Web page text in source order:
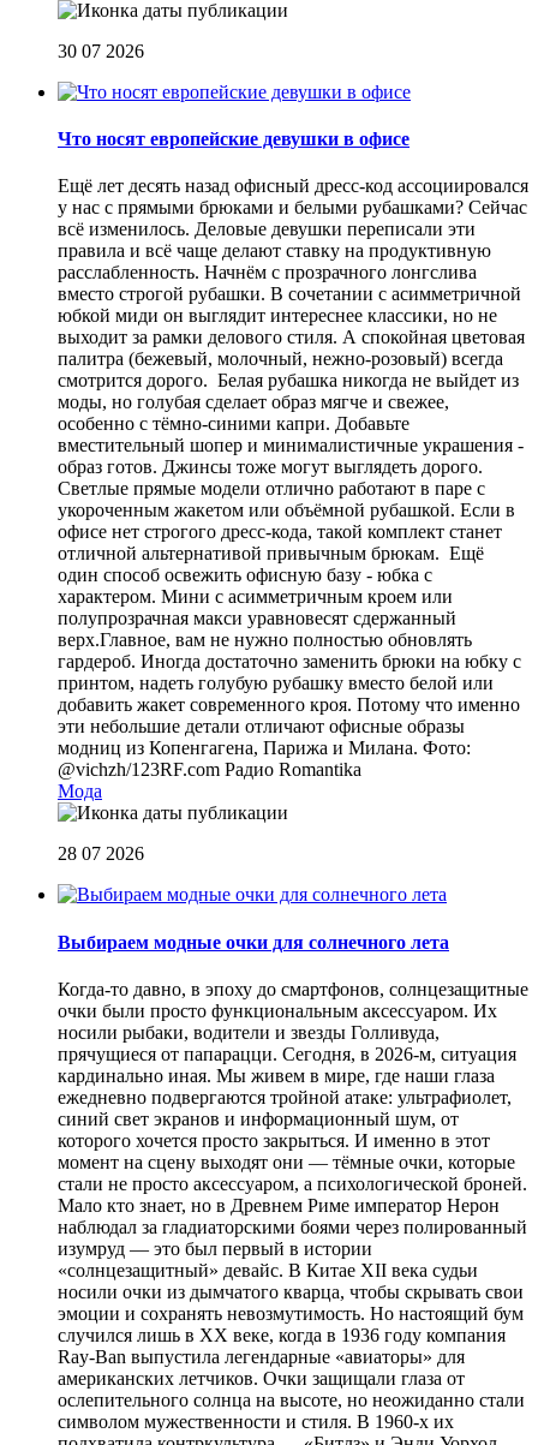
30 07 2026
Что носят европейские девушки в офисе
Ещё лет десять назад офисный дресс-код ассоциировался
у нас с прямыми брюками и белыми рубашками? Сейчас
всё изменилось. Деловые девушки переписали эти
правила и всё чаще делают ставку на продуктивную
расслабленность. Начнём с прозрачного лонгслива
вместо строгой рубашки. В сочетании с асимметричной
юбкой миди он выглядит интереснее классики, но не
выходит за рамки делового стиля. А спокойная цветовая
палитра (бежевый, молочный, нежно-розовый) всегда
смотрится дорого. Белая рубашка никогда не выйдет из
моды, но голубая сделает образ мягче и свежее,
особенно с тёмно-синими капри. Добавьте
вместительный шопер и минималистичные украшения -
образ готов. Джинсы тоже могут выглядеть дорого.
Светлые прямые модели отлично работают в паре с
укороченным жакетом или объёмной рубашкой. Если в
офисе нет строгого дресс-кода, такой комплект станет
отличной альтернативой привычным брюкам. Ещё
один способ освежить офисную базу - юбка с
характером. Мини с асимметричным кроем или
полупрозрачная макси уравновесят сдержанный
верх.Главное, вам не нужно полностью обновлять
гардероб. Иногда достаточно заменить брюки на юбку с
принтом, надеть голубую рубашку вместо белой или
добавить жакет современного кроя. Потому что именно
эти небольшие детали отличают офисные образы
модниц из Копенгагена, Парижа и Милана. Фото:
@vichzh/123RF.com Радио Romantika
Мода
28 07 2026
Выбираем модные очки для солнечного лета
Когда-то давно, в эпоху до смартфонов, солнцезащитные
очки были просто функциональным аксессуаром. Их
носили рыбаки, водители и звезды Голливуда,
прячущиеся от папарацци. Сегодня, в 2026-м, ситуация
кардинально иная. Мы живем в мире, где наши глаза
ежедневно подвергаются тройной атаке: ультрафиолет,
синий свет экранов и информационный шум, от
которого хочется просто закрыться. И именно в этот
момент на сцену выходят они — тёмные очки, которые
стали не просто аксессуаром, а психологической броней.
Мало кто знает, но в Древнем Риме император Нерон
наблюдал за гладиаторскими боями через полированный
изумруд — это был первый в истории
«солнцезащитный» девайс. В Китае XII века судьи
носили очки из дымчатого кварца, чтобы скрывать свои
эмоции и сохранять невозмутимость. Но настоящий бум
случился лишь в XX веке, когда в 1936 году компания
Ray-Ban выпустила легендарные «авиаторы» для
американских летчиков. Очки защищали глаза от
ослепительного солнца на высоте, но неожиданно стали
символом мужественности и стиля. В 1960-х их